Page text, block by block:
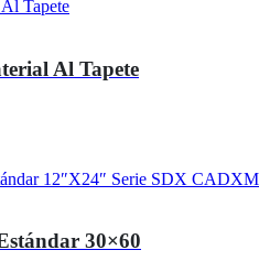
Al Tapete
30×60